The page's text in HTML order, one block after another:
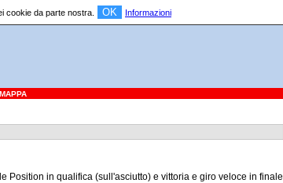
cookie da parte nostra. OK Informazioni
MAPPA
Position in qualifica (sull'asciutto) e vittoria e giro veloce in finale